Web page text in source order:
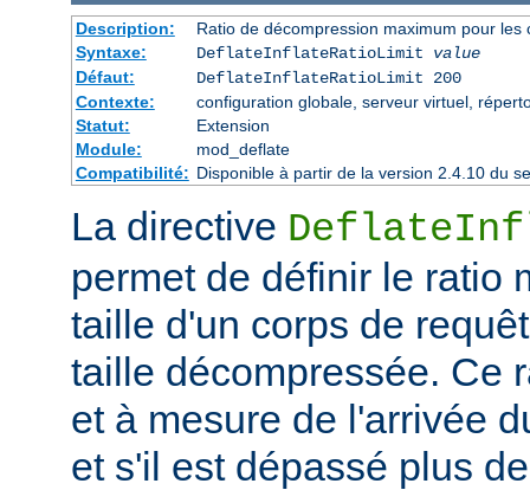
Description:
Ratio de décompression maximum pour les
Syntaxe:
DeflateInflateRatioLimit value
Défaut:
DeflateInflateRatioLimit 200
Contexte:
configuration globale, serveur virtuel,
Statut:
Extension
Module:
mod_deflate
Compatibilité: Disponible à partir de la version 2.4.10 du
La directive
permet de définir le ratio
taille d'un corps de
taille décompressée. Ce
et à mesure de l'arrivée
et s'il est dépassé plus de